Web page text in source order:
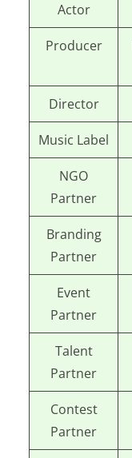
Actor
Producer
Director
Music Label
NGO
Partner
Branding
Partner
Event
Partner
Talent
Partner
Contest
Partner